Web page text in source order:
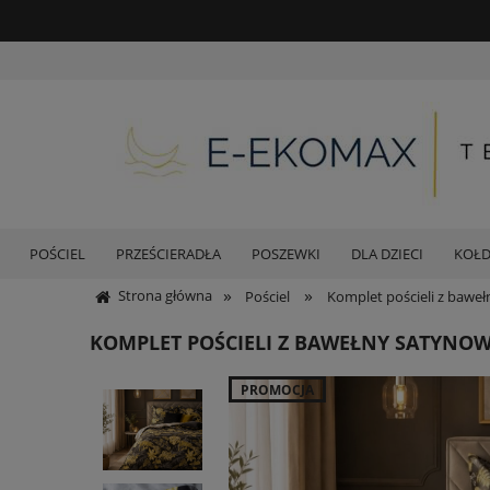
POŚCIEL PRZEŚCIERADŁA POSZEWKI DLA DZIECI
Strona główna » Pościel » Komplet pościeli z
KOMPLET POŚCIELI Z BAWEŁNY
PROMOCJA